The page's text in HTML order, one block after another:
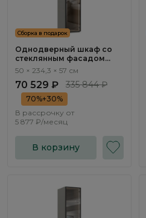
Сборка в подарок
Однодверный шкаф со
стеклянным фасадом
Бруно / Bruno BC1312.1.F
50 × 234,3 × 57 см
70 529 ₽ 335 844 ₽
70%+30%
В рассрочку от
5 877 ₽/месяц
В корзину